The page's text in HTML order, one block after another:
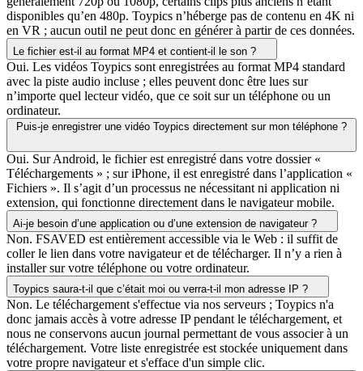
disponibles qu’en 480p. Toypics n’héberge pas de contenu en 4K ni
en VR ; aucun outil ne peut donc en générer à partir de ces données.
Le fichier est-il au format MP4 et contient-il le son ?
Oui. Les vidéos Toypics sont enregistrées au format MP4 standard
avec la piste audio incluse ; elles peuvent donc être lues sur
n’importe quel lecteur vidéo, que ce soit sur un téléphone ou un
ordinateur.
Puis-je enregistrer une vidéo Toypics directement sur mon téléphone ?
Oui. Sur Android, le fichier est enregistré dans votre dossier «
Téléchargements » ; sur iPhone, il est enregistré dans l’application «
Fichiers ». Il s’agit d’un processus ne nécessitant ni application ni
extension, qui fonctionne directement dans le navigateur mobile.
Ai-je besoin d’une application ou d’une extension de navigateur ?
Non. FSAVED est entièrement accessible via le Web : il suffit de
coller le lien dans votre navigateur et de télécharger. Il n’y a rien à
installer sur votre téléphone ou votre ordinateur.
Toypics saura-t-il que c’était moi ou verra-t-il mon adresse IP ?
Non. Le téléchargement s'effectue via nos serveurs ; Toypics n'a
donc jamais accès à votre adresse IP pendant le téléchargement, et
nous ne conservons aucun journal permettant de vous associer à un
téléchargement. Votre liste enregistrée est stockée uniquement dans
votre propre navigateur et s'efface d'un simple clic.